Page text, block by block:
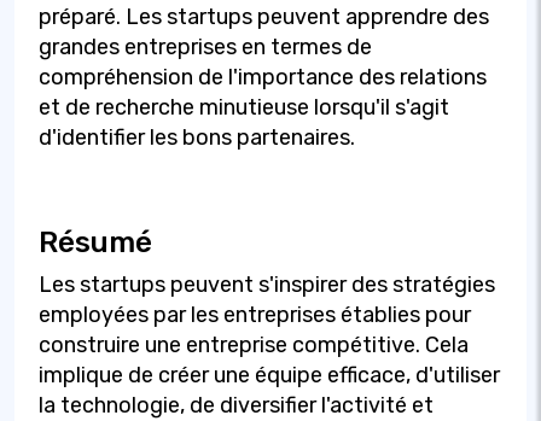
préparé. Les startups peuvent apprendre des
grandes entreprises en termes de
compréhension de l'importance des relations
et de recherche minutieuse lorsqu'il s'agit
d'identifier les bons partenaires.
Résumé
Les startups peuvent s'inspirer des stratégies
employées par les entreprises établies pour
construire une entreprise compétitive. Cela
implique de créer une équipe efficace, d'utiliser
la technologie, de diversifier l'activité et